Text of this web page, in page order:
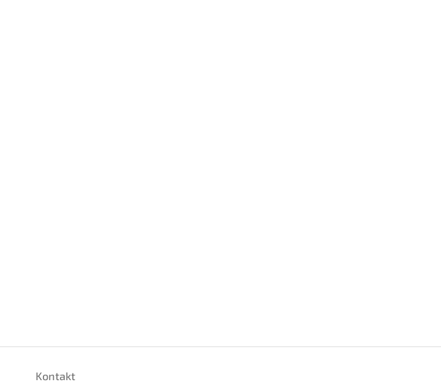
Kontakt